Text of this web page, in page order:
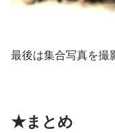
最後は集合写真を撮
★まとめ